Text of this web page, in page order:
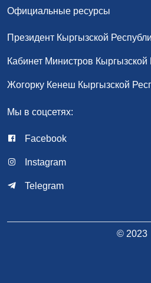
Официальные ресурсы
Президент Кыргызской
Кабинет Министров Кыргызской
Жогорку Кенеш Кыргызской
Мы в соцсетях:
Facebook
Instagram
Telegram
© 2023